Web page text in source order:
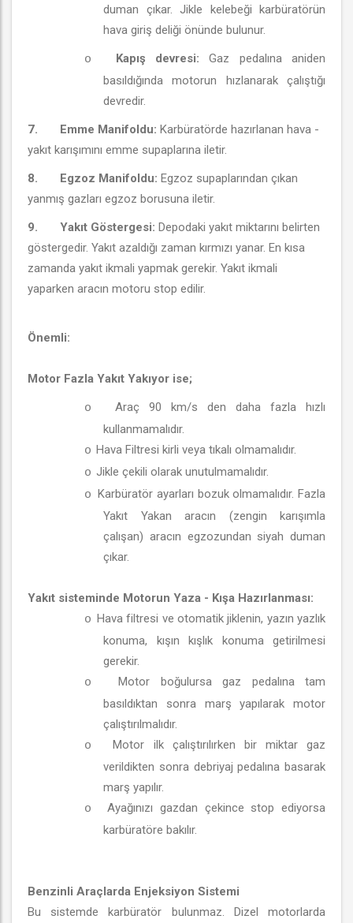
duman çıkar. Jikle kelebeği karbüratörün
hava giriş deliği önünde bulunur.
o Kapış devresi: Gaz pedalına aniden
basıldığında motorun hızlanarak çalıştığı
devredir.
7.
Emme Manifoldu: Karbüratörde hazırlanan hava -
yakıt karışımını emme supaplarına iletir.
8.
Egzoz Manifoldu: Egzoz supaplarından çıkan
yanmış gazları egzoz borusuna iletir.
9.
Yakıt Göstergesi: Depodaki yakıt miktarını belirten
göstergedir. Yakıt azaldığı zaman kırmızı yanar. En kısa
zamanda yakıt ikmali yapmak gerekir. Yakıt ikmali
yaparken aracın motoru stop edilir.
Önemli:
Motor Fazla Yakıt Yakıyor ise;
o
Araç 90 km/s den daha fazla hızlı
kullanmamalıdır.
o Hava Filtresi kirli veya tıkalı olmamalıdır.
o Jikle çekili olarak unutulmamalıdır.
o Karbüratör ayarları bozuk olmamalıdır. Fazla
Yakıt Yakan aracın (zengin karışımla
çalışan) aracın egzozundan siyah duman
çıkar.
Yakıt sisteminde Motorun Yaza - Kışa Hazırlanması:
o Hava filtresi ve otomatik jiklenin, yazın yazlık
konuma, kışın kışlık konuma getirilmesi
gerekir.
o
Motor boğulursa gaz pedalına tam
basıldıktan sonra marş yapılarak motor
çalıştırılmalıdır.
o
Motor ilk çalıştırılırken bir miktar gaz
verildikten sonra debriyaj pedalına basarak
marş yapılır.
o
Ayağınızı gazdan çekince stop ediyorsa
karbüratöre bakılır.
Benzinli Araçlarda Enjeksiyon Sistemi
Bu sistemde karbüratör bulunmaz. Dizel motorlarda